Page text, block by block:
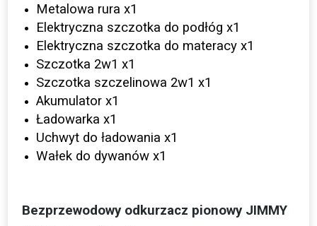
Metalowa rura x1
Elektryczna szczotka do podłóg x1
Elektryczna szczotka do materacy x1
Szczotka 2w1 x1
Szczotka szczelinowa 2w1 x1
Akumulator x1
Ładowarka x1
Uchwyt do ładowania x1
Wałek do dywanów x1
Bezprzewodowy odkurzacz pionowy JIMMY